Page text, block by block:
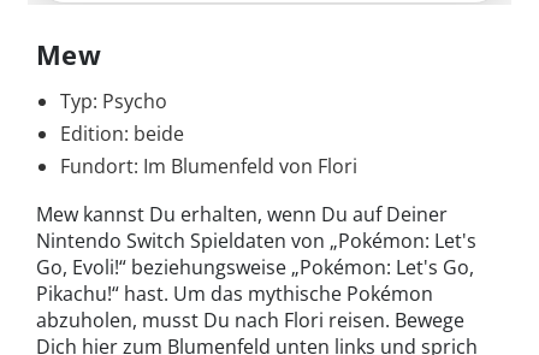
Mew
Typ: Psycho
Edition: beide
Fundort: Im Blumenfeld von Flori
Mew kannst Du erhalten, wenn Du auf Deiner
Nintendo Switch Spieldaten von „Pokémon: Let's
Go, Evoli!“ beziehungsweise „Pokémon: Let's Go,
Pikachu!“ hast. Um das mythische Pokémon
abzuholen, musst Du nach Flori reisen. Bewege
Dich hier zum Blumenfeld unten links und sprich